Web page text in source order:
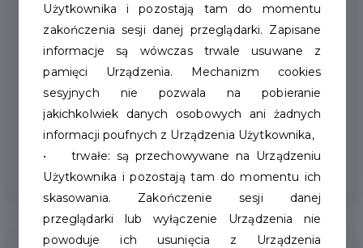
muzyczna uczta. Zagrają
muzycy z dwóch szkół
Zbliża się kolejne duże wydarzenie
kulturalne w Szczecinku. W sobotę, 30
maja, przed szczecineckim ratuszem...
Użytkownika i pozostają tam do momentu
zakończenia sesji danej przeglądarki. Zapisane
informacje są wówczas trwale usuwane z
pamięci Urządzenia. Mechanizm cookies
sesyjnych nie pozwala na pobieranie
jakichkolwiek danych osobowych ani żadnych
informacji poufnych z Urządzenia Użytkownika,
• trwałe: są przechowywane na Urządzeniu
Użytkownika i pozostają tam do momentu ich
skasowania. Zakończenie sesji danej
przeglądarki lub wyłączenie Urządzenia nie
powoduje ich usunięcia z Urządzenia